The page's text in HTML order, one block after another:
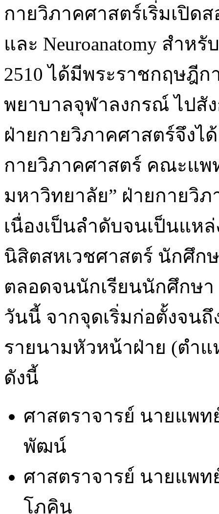
กายวิภาคศาสตร์เริ่มเปิดส
และ Neuroanatomy สำ
2510 ได้มีพระราชกฤษฎี
พยาบาลจุฬาลงกรณ์ ไปสั
ฝ่ายกายวิภาคศาสตร์จึงไ
กายวิภาคศาสตร์ คณะแ
มหาวิทยาลัย” ฝ่ายกายวิ
เนื่องเป็นลำดับจนเป็นแ
นิสิตสหเวชศาสตร์ นักศึ
ตลอดจนนักเรียนนักศึกษ
วันนี้ จากจุดเริ่มก่อตั้งจน
รายนามหัวหน้าฝ่าย (ตำ
ดังนี้
ศาสตราจารย์ นายแพ
พัฒน์ พ.ศ.
ศาสตราจารย์ นายแพ
โภคิน พ.ศ.